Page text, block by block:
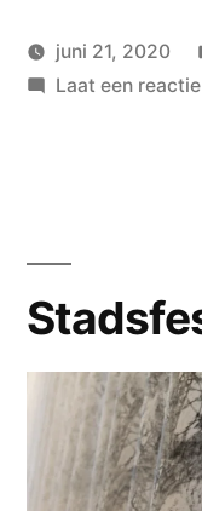
Geplaatst
wouterpinkhof
juni 21, 2020
Laat een